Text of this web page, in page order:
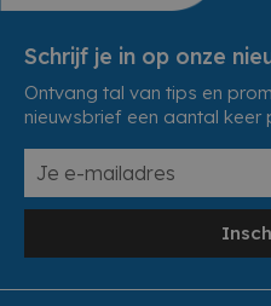
Schrijf je in op onze
Ontvang tal van tips en
nieuwsbrief een aantal keer